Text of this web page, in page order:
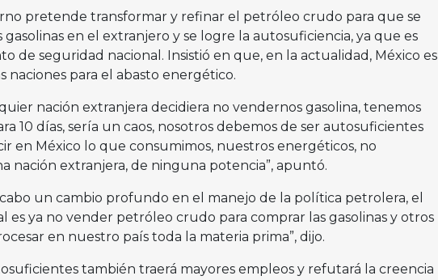
pretende transformar y refinar el petróleo crudo para que se
en el extranjero y se logre la autosuficiencia, ya que es
de seguridad nacional. Insistió en que, en la actualidad, México es
naciones para el abasto energético.
nación extranjera decidiera no vendernos gasolina, tenemos
10 días, sería un caos, nosotros debemos de ser autosuficientes
en México lo que consumimos, nuestros energéticos, no
nación extranjera, de ninguna potencia”, apuntó.
un cambio profundo en el manejo de la política petrolera, el
ya no vender petróleo crudo para comprar las gasolinas y otros
en nuestro país toda la materia prima”, dijo.
también traerá mayores empleos y refutará la creencia